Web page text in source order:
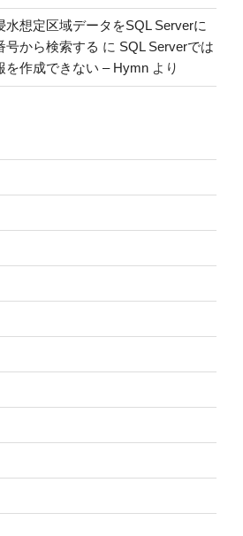
水想定区域データをSQL Serverに
号から検索する に SQL Serverでは
を作成できない – Hymn より